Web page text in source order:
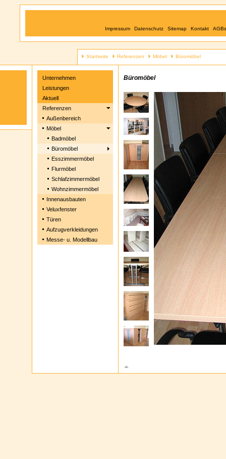
Impressum Datenschutz Sitemap Kontakt AGBs
Startseite Referenzen Möbel Büromöbel
Unternehmen
Leistungen
Aktuell
Referenzen
Außenbereich
Möbel
Badmöbel
Büromöbel
Esszimmermöbel
Flurmöbel
Schlafzimmermöbel
Wohnzimmermöbel
Innenausbauten
Veluxfenster
Türen
Aufzugverkleidungen
Messe- u. Modellbau
Büromöbel